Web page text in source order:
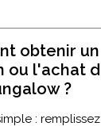
obtenir
ou l'achat
?
: